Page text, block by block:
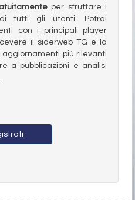
per sfruttare i
tutti gli utenti. Potrai
con i principali player
il siderweb TG e la
più rilevanti
a pubblicazioni e analisi